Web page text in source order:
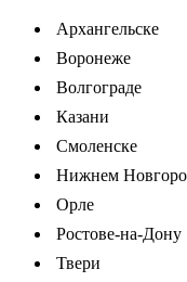
 Архангельске
 Воронеже
 Волгограде
 Казани
 Смоленске
 Нижнем
 Орле
 Ростове-на-Дону
 Твери